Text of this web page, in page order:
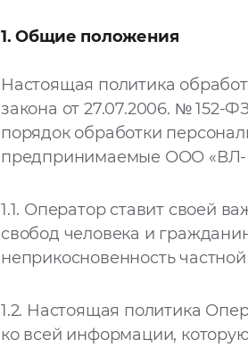
1. Общие положения
Настоящая политика
закона от 27.07.2006. № 152-
порядок обработки
предпринимаемые ООО «ВЛ-
1.1. Оператор ставит своей
свобод человека и
неприкосновенность
1.2. Настоящая политика
ко всей информации,